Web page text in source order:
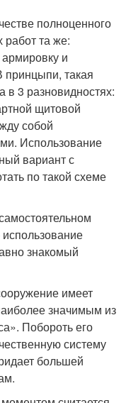
полноценного
та же:
и
принцыпи, такая
в 3 разновидностях:
щитовой
собой
Использование
вариант с
по такой схеме
знакомый
имеет
значимым из
Побороть его
систему
большей